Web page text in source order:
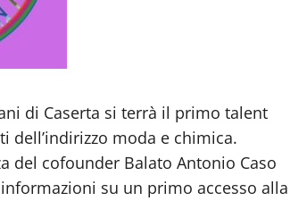
di Caserta si terrà il primo talent
dell’indirizzo moda e chimica.
del cofounder Balato Antonio Caso
su un primo accesso alla